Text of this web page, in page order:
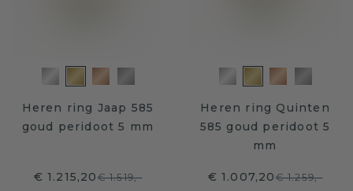
Heren ring Jaap 585
goud peridoot 5 mm
€ 1.215,20€ 1.519,-
Heren ring Quinten
585 goud peridoot 5
mm
€ 1.007,20€ 1.259,-